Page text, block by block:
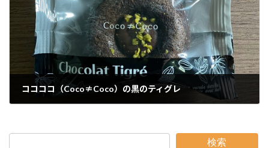
ココココ（Coco≠Coco）の黒のティグレ
検索